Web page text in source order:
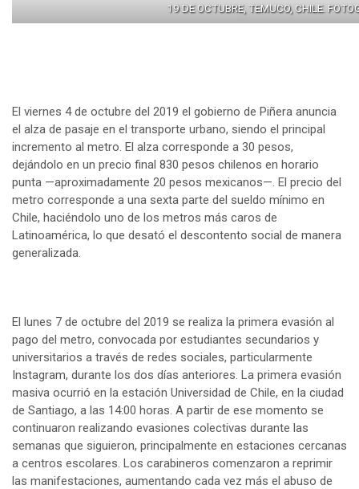
19 DE OCTUBRE, TEMUCO, CHILE.
El viernes 4 de octubre del 2019 el gobierno de Piñera anuncia
el alza de pasaje en el transporte urbano, siendo el principal
incremento al metro. El alza corresponde a 30 pesos,
dejándolo en un precio final 830 pesos chilenos en horario
punta —aproximadamente 20 pesos mexicanos—. El precio del
metro corresponde a una sexta parte del sueldo mínimo en
Chile, haciéndolo uno de los metros más caros de
Latinoamérica, lo que desató el descontento social de manera
generalizada.
El lunes 7 de octubre del 2019 se realiza la primera evasión al
pago del metro, convocada por estudiantes secundarios y
universitarios a través de redes sociales, particularmente
Instagram, durante los dos días anteriores. La primera evasión
masiva ocurrió en la estación Universidad de Chile, en la ciudad
de Santiago, a las 14:00 horas. A partir de ese momento se
continuaron realizando evasiones colectivas durante las
semanas que siguieron, principalmente en estaciones cercanas
a centros escolares. Los carabineros comenzaron a reprimir
las manifestaciones, aumentando cada vez más el abuso de